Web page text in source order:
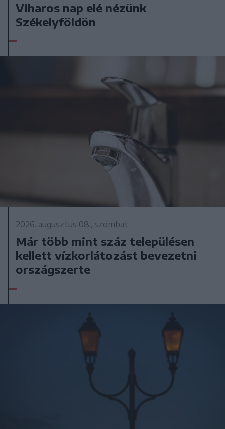
Viharos nap elé nézünk
Székelyföldön
2026. augusztus 08., szombat
Már több mint száz településen
kellett vízkorlátozást bevezetni
országszerte